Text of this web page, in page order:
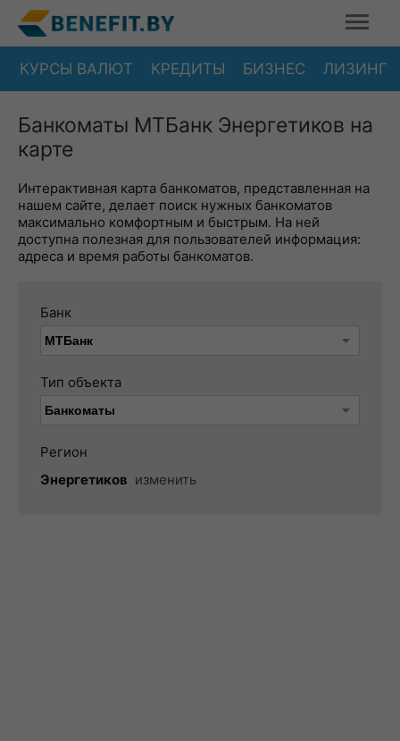
КУРСЫ ВАЛЮТ КРЕДИТЫ БИЗНЕС ЛИЗИНГ
Банкоматы МТБанк Энергетиков на
карте
Интерактивная карта банкоматов, представленная на
нашем сайте, делает поиск нужных банкоматов
максимально комфортным и быстрым. На ней
доступна полезная для пользователей информация:
адреса и время работы банкоматов.
Банк
Тип объекта
Регион
Энергетиков изменить